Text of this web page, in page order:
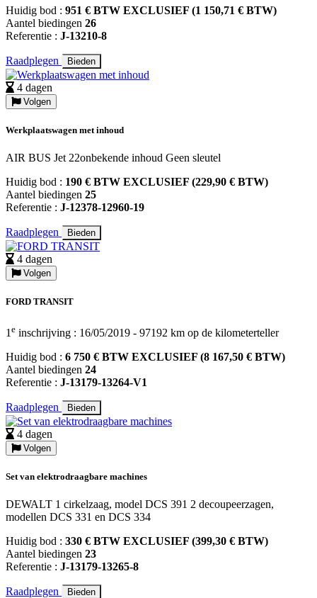
Huidig bod : 951 € BTW EXCLUSIEF (1 150,71 € BTW)
Aantel biedingen 26
Referentie : J-13210-8
Raadplegen Bieden
4 dagen
Volgen
Werkplaatswagen met inhoud
AIR BUS Jet 22onbekende inhoud Geen sleutel
Huidig bod : 190 € BTW EXCLUSIEF (229,90 € BTW)
Aantel biedingen 25
Referentie : J-12378-12960-19
Raadplegen Bieden
4 dagen
Volgen
FORD TRANSIT
1 e inschrijving : 16/05/2019 - 97192 km op de kilometerteller
Huidig bod : 6 750 € BTW EXCLUSIEF (8 167,50 € BTW)
Aantel biedingen 24
Referentie : J-13179-13264-V1
Raadplegen Bieden
4 dagen
Volgen
Set van elektrodraagbare machines
DEWALT 1 cirkelzaag, model DCS 391 2 decoupeerzagen,
modellen DCS 331 en DCS 334
Huidig bod : 330 € BTW EXCLUSIEF (399,30 € BTW)
Aantel biedingen 23
Referentie : J-13179-13265-8
Raadplegen Bieden